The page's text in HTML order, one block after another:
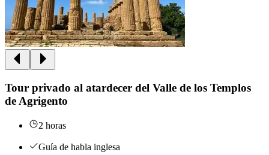
Tour privado al atardecer del Valle de los Templos
de Agrigento
2 horas
Guía de habla inglesa